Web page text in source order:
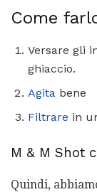
Come
Versare gli
ghiaccio.
Agita bene
Filtrare in
M & M Shot
Quindi,